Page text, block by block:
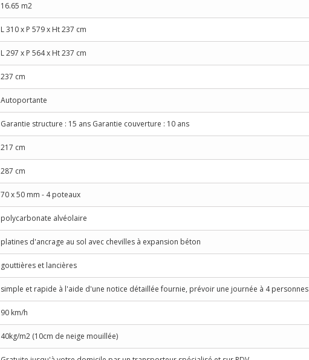
16.65 m2
L 310 x P 579 x Ht 237 cm
L 297 x P 564 x Ht 237 cm
237 cm
Autoportante
Garantie structure : 15 ans Garantie couverture : 10 ans
217 cm
287 cm
70 x 50 mm - 4 poteaux
polycarbonate alvéolaire
platines d'ancrage au sol avec chevilles à expansion béton
gouttières et lancières
simple et rapide à l'aide d'une notice détaillée fournie, prévoir une journée à 4 personnes
90 km/h
40kg/m2 (10cm de neige mouillée)